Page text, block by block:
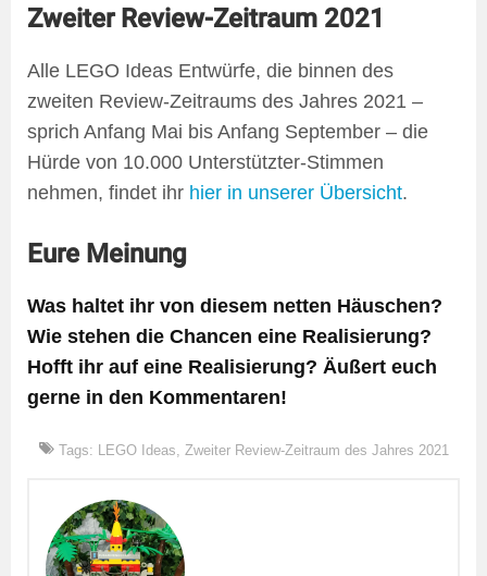
Zweiter Review-Zeitraum 2021
Alle LEGO Ideas Entwürfe, die binnen des
zweiten Review-Zeitraums des Jahres 2021 –
sprich Anfang Mai bis Anfang September – die
Hürde von 10.000 Unterstützter-Stimmen
nehmen, findet ihr hier in unserer Übersicht.
Eure Meinung
Was haltet ihr von diesem netten Häuschen?
Wie stehen die Chancen eine Realisierung?
Hofft ihr auf eine Realisierung? Äußert euch
gerne in den Kommentaren!
Tags: LEGO Ideas Zweiter Review-Zeitraum des Jahres 2021